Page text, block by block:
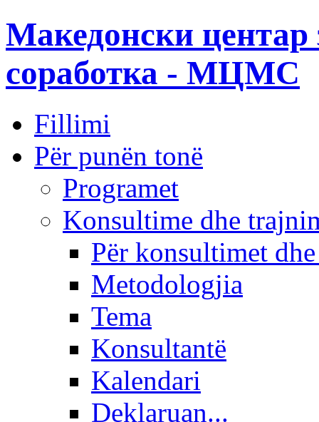
Македонски центар
соработка - МЦМС
Fillimi
Për punën tonë
Programet
Konsultime dhe
Për konsultimet
Metodologjia
Tema
Konsultantë
Kalendari
Deklaruan...